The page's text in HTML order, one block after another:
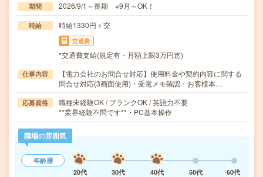
期間 2026/9/1～長期 ※9月～OK！
時給 時給1330円＋交
交通費
*交通費支給(規定有・月額上限3万円迄)
仕事内容
【電力会社のお問合せ対応】使用料金や契約内容に関する
問合せ対応(3画面使用)・受電メモ確認・お客様本…
応募資格
職種未経験OK / ブランクOK / 英語力不要
**業界経験不問です**・PC基本操作
職場の雰囲気
年齢層
20代
30代 40代 50代
60代